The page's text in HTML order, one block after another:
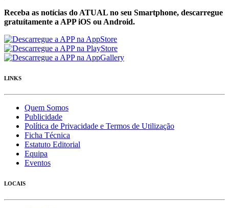
Receba as notícias do ATUAL no seu Smartphone, descarregue
gratuítamente a APP iOS ou Android.
LINKS
Quem Somos
Publicidade
Política de Privacidade e Termos de Utilização
Ficha Técnica
Estatuto Editorial
Equipa
Eventos
LOCAIS